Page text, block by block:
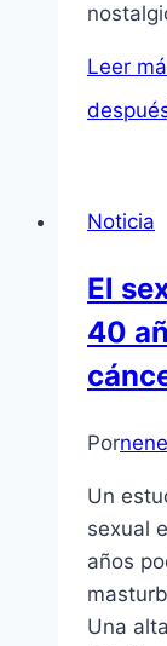
Leer
Noticia
El
40
Por
Un
sexual
años
Una